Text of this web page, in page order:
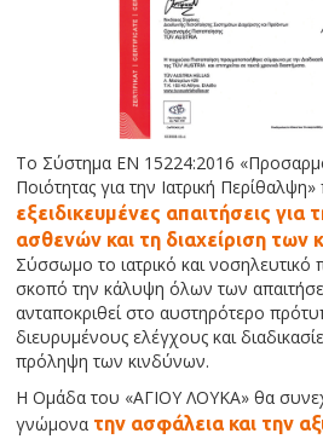
Το Σύστημα ΕΝ 15224:2016
Ποιότητας για την Ιατρική Περίθαλψη»
εξειδικευμένες απαιτήσεις
ασθενών και τη διαχείριση των
Σύσσωμο το ιατρικό και
σκοπό την κάλυψη όλων των
ανταποκριθεί στο αυστηρότερο
διευρυμένους ελέγχους και
πρόληψη των κινδύνων.
Η Ομάδα του «ΑΓΙΟΥ ΛΟΥΚΑ» θα
γνώμονα την ασφάλεια και την